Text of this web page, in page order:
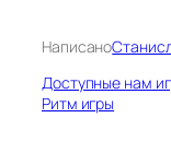
Написано
Доступные нам
Ритм игры